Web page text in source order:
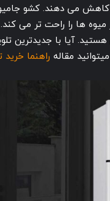
ها را راحت تر می
آیا با جدیدترین
مقاله راهنما